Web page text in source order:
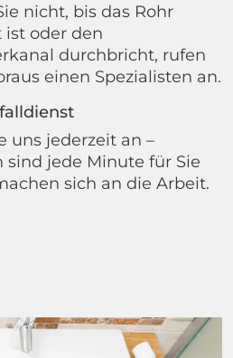
nicht, bis das Rohr
ist oder den
durchbricht, rufen
einen Spezialisten an.
uns jederzeit an –
sind jede Minute für Sie
sich an die Arbeit.